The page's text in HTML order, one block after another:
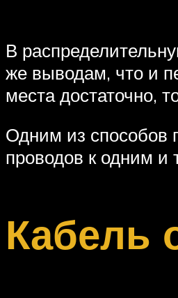
В
же выводам, что и
места достаточно,
Одним из способов
проводов к одним и
Кабель